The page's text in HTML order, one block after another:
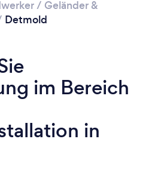
/ Geländer &
Detmold
im Bereich
in